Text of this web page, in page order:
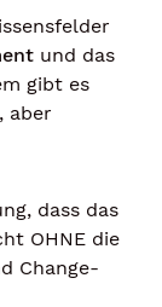
und das
gibt es
aber
dass das
OHNE die
Change-